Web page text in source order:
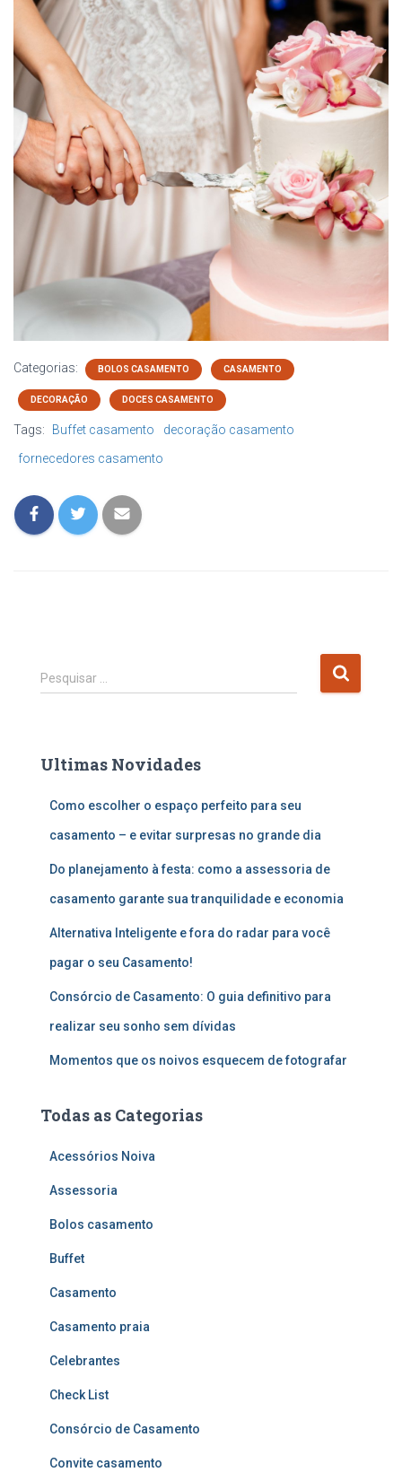
Categorias: BOLOS CASAMENTO CASAMENTO
DECORAÇÃO DOCES CASAMENTO
Tags: Buffet casamento
decoração casamento
fornecedores casamento
P
e
i
Pesquisar …
Ultimas Novidades
Como escolher o espaço perfeito para seu
casamento – e evitar surpresas no grande dia
Do planejamento à festa: como a assessoria de
casamento garante sua tranquilidade e economia
Alternativa Inteligente e fora do radar para você
pagar o seu Casamento!
Consórcio de Casamento: O guia definitivo para
realizar seu sonho sem dívidas
Momentos que os noivos esquecem de fotografar
Todas as Categorias
Acessórios Noiva
Assessoria
Bolos casamento
Buffet
Casamento
Casamento praia
Celebrantes
Check List
Consórcio de Casamento
Convite casamento